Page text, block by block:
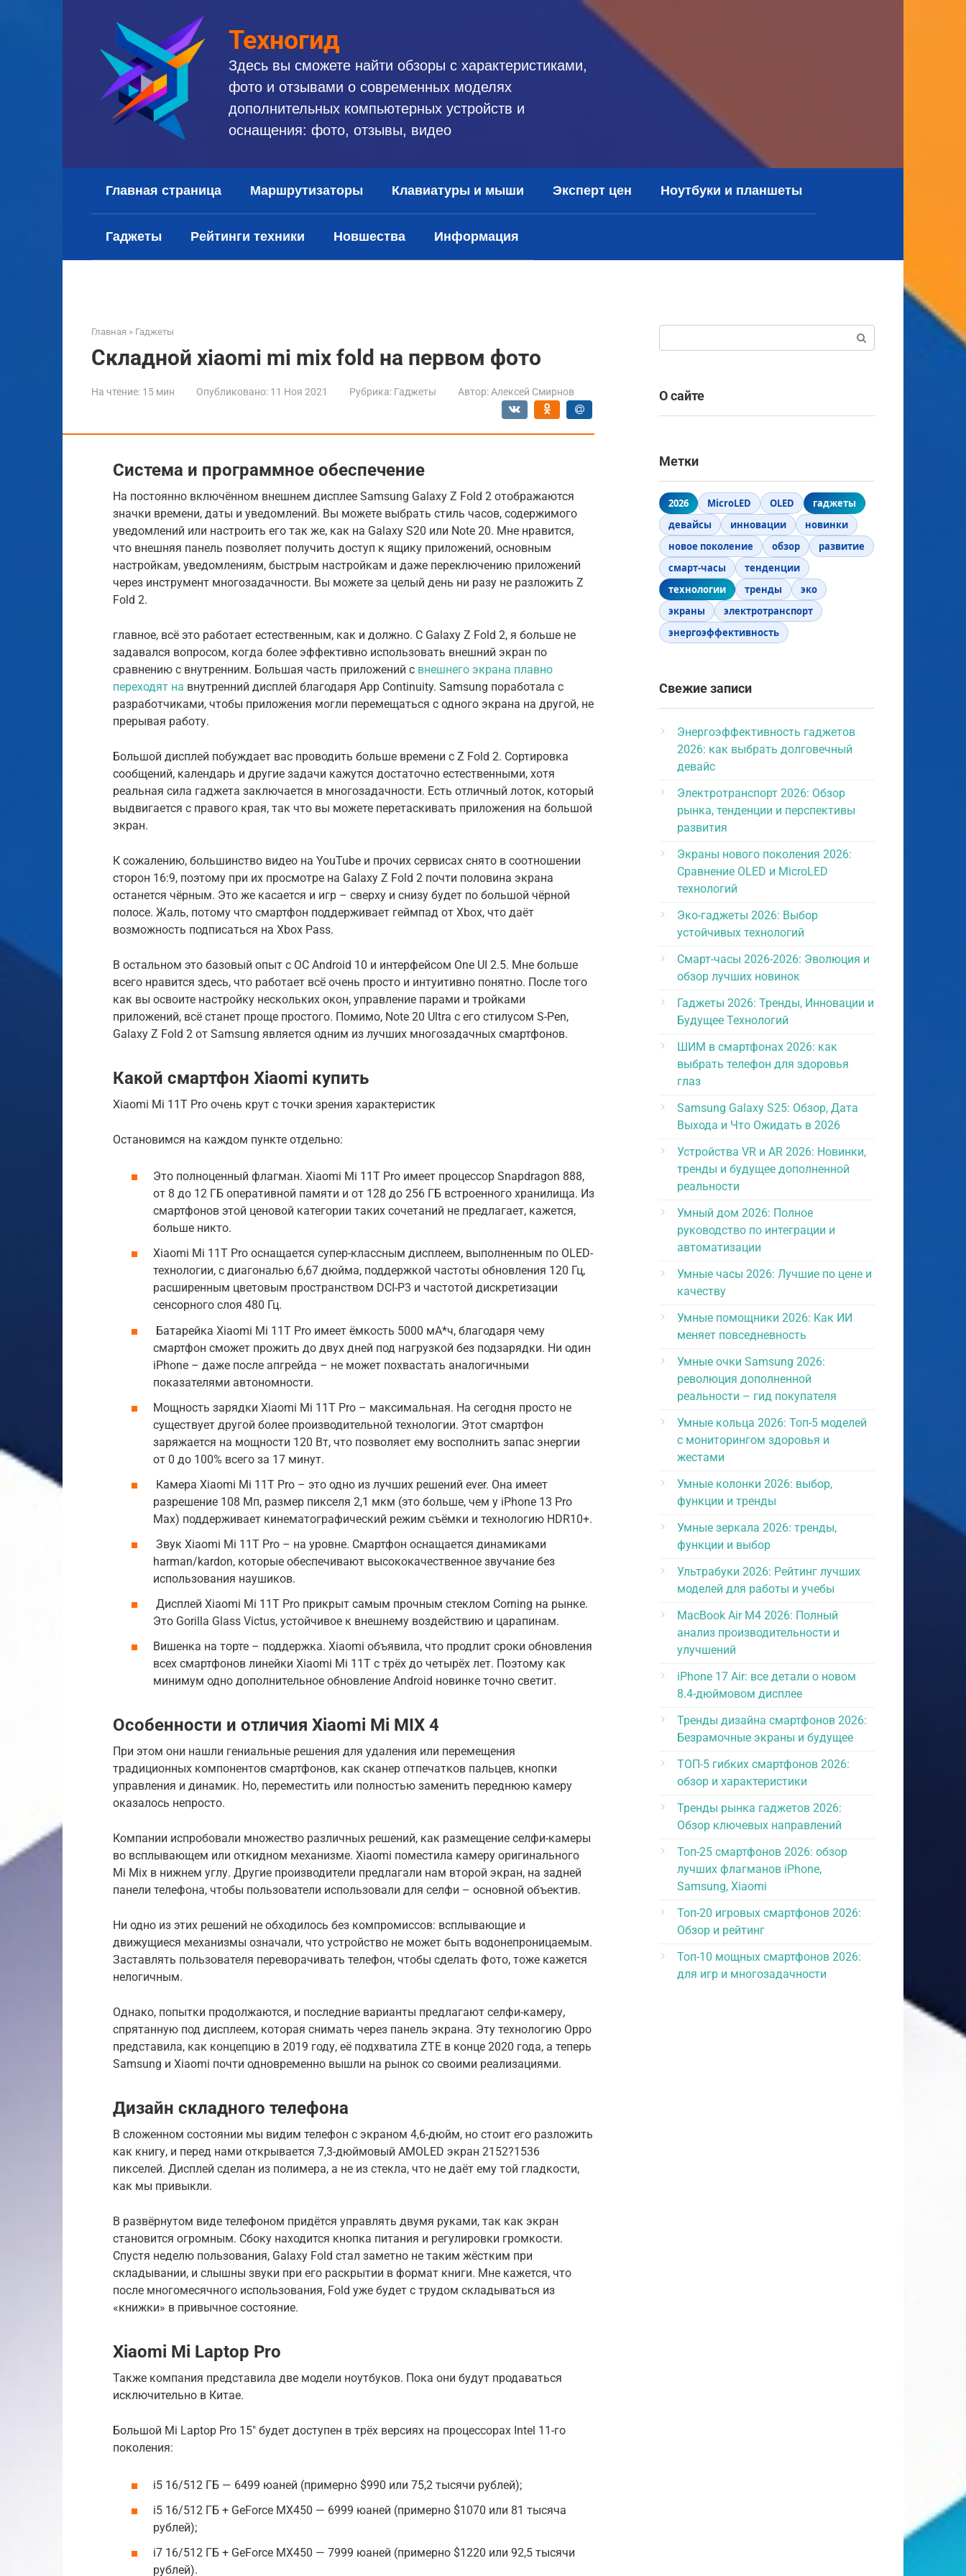
Техногид
Здесь вы сможете найти обзоры с характеристиками,
фото и отзывами о современных моделях
дополнительных компьютерных устройств и
оснащения: фото, отзывы, видео
Главная страница Маршрутизаторы Клавиатуры и мыши Эксперт цен Ноутбуки и планшеты
Гаджеты Рейтинги техники Новшества Информация
Главная » Гаджеты
Складной xiaomi mi mix fold на первом фото
На чтение: 15 мин Опубликовано: 11 Ноя 2021 Рубрика: Гаджеты Автор: Алексей Смирнов
Система и программное обеспечение
На постоянно включённом внешнем дисплее Samsung Galaxy Z Fold 2 отображаются
значки времени, даты и уведомлений. Вы можете выбрать стиль часов, содержимого
уведомлений или настроить его так же, как на Galaxy S20 или Note 20. Мне нравится,
что внешняя панель позволяет получить доступ к ящику приложений, основным
настройкам, уведомлениям, быстрым настройкам и даже переключению приложений
через инструмент многозадачности. Вы можете за целый день ни разу не разложить Z
Fold 2.
главное, всё это работает естественным, как и должно. С Galaxy Z Fold 2, я больше не
задавался вопросом, когда более эффективно использовать внешний экран по
сравнению с внутренним. Большая часть приложений с внешнего экрана плавно
переходят на внутренний дисплей благодаря App Continuity. Samsung поработала с
разработчиками, чтобы приложения могли перемещаться с одного экрана на другой, не
прерывая работу.
Большой дисплей побуждает вас проводить больше времени с Z Fold 2. Сортировка
сообщений, календарь и другие задачи кажутся достаточно естественными, хотя
реальная сила гаджета заключается в многозадачности. Есть отличный лоток, который
выдвигается с правого края, так что вы можете перетаскивать приложения на большой
экран.
К сожалению, большинство видео на YouTube и прочих сервисах снято в соотношении
сторон 16:9, поэтому при их просмотре на Galaxy Z Fold 2 почти половина экрана
останется чёрным. Это же касается и игр – сверху и снизу будет по большой чёрной
полосе. Жаль, потому что смартфон поддерживает геймпад от Xbox, что даёт
возможность подписаться на Xbox Pass.
В остальном это базовый опыт с ОС Android 10 и интерфейсом One UI 2.5. Мне больше
всего нравится здесь, что работает всё очень просто и интуитивно понятно. После того
как вы освоите настройку нескольких окон, управление парами и тройками
приложений, всё станет проще простого. Помимо, Note 20 Ultra с его стилусом S-Pen,
Galaxy Z Fold 2 от Samsung является одним из лучших многозадачных смартфонов.
Какой смартфон Xiaomi купить
Xiaomi Mi 11T Pro очень крут с точки зрения характеристик
Остановимся на каждом пункте отдельно:
Это полноценный флагман. Xiaomi Mi 11T Pro имеет процессор Snapdragon 888,
от 8 до 12 ГБ оперативной памяти и от 128 до 256 ГБ встроенного хранилища. Из
смартфонов этой ценовой категории таких сочетаний не предлагает, кажется,
больше никто.
Xiaomi Mi 11T Pro оснащается супер-классным дисплеем, выполненным по OLED-
технологии, с диагональю 6,67 дюйма, поддержкой частоты обновления 120 Гц,
расширенным цветовым пространством DCI-P3 и частотой дискретизации
сенсорного слоя 480 Гц.
Батарейка Xiaomi Mi 11T Pro имеет ёмкость 5000 мА*ч, благодаря чему
смартфон сможет прожить до двух дней под нагрузкой без подзарядки. Ни один
iPhone – даже после апгрейда – не может похвастать аналогичными
показателями автономности.
Мощность зарядки Xiaomi Mi 11T Pro – максимальная. На сегодня просто не
существует другой более производительной технологии. Этот смартфон
заряжается на мощности 120 Вт, что позволяет ему восполнить запас энергии
от 0 до 100% всего за 17 минут.
Камера Xiaomi Mi 11T Pro – это одно из лучших решений ever. Она имеет
разрешение 108 Мп, размер пикселя 2,1 мкм (это больше, чем у iPhone 13 Pro
Max) поддерживает кинематографический режим съёмки и технологию HDR10+.
Звук Xiaomi Mi 11T Pro – на уровне. Смартфон оснащается динамиками
harman/kardon, которые обеспечивают высококачественное звучание без
использования наушиков.
Дисплей Xiaomi Mi 11T Pro прикрыт самым прочным стеклом Corning на рынке.
Это Gorilla Glass Victus, устойчивое к внешнему воздействию и царапинам.
Вишенка на торте – поддержка. Xiaomi объявила, что продлит сроки обновления
всех смартфонов линейки Xiaomi Mi 11T с трёх до четырёх лет. Поэтому как
минимум одно дополнительное обновление Android новинке точно светит.
Особенности и отличия Xiaomi Mi MIX 4
При этом они нашли гениальные решения для удаления или перемещения
традиционных компонентов смартфонов, как сканер отпечатков пальцев, кнопки
управления и динамик. Но, переместить или полностью заменить переднюю камеру
оказалось непросто.
Компании испробовали множество различных решений, как размещение селфи-камеры
во всплывающем или откидном механизме. Xiaomi поместила камеру оригинального
Mi Mix в нижнем углу. Другие производители предлагали нам второй экран, на задней
панели телефона, чтобы пользователи использовали для селфи – основной объектив.
Ни одно из этих решений не обходилось без компромиссов: всплывающие и
движущиеся механизмы означали, что устройство не может быть водонепроницаемым.
Заставлять пользователя переворачивать телефон, чтобы сделать фото, тоже кажется
нелогичным.
Однако, попытки продолжаются, и последние варианты предлагают селфи-камеру,
спрятанную под дисплеем, которая снимать через панель экрана. Эту технологию Oppo
представила, как концепцию в 2019 году, её подхватила ZTE в конце 2020 года, а теперь
Samsung и Xiaomi почти одновременно вышли на рынок со своими реализациями.
Дизайн складного телефона
В сложенном состоянии мы видим телефон с экраном 4,6-дюйм, но стоит его разложить
как книгу, и перед нами открывается 7,3-дюймовый AMOLED экран 2152?1536
пикселей. Дисплей сделан из полимера, а не из стекла, что не даёт ему той гладкости,
как мы привыкли.
В развёрнутом виде телефоном придётся управлять двумя руками, так как экран
становится огромным. Сбоку находится кнопка питания и регулировки громкости.
Спустя неделю пользования, Galaxy Fold стал заметно не таким жёстким при
складывании, и слышны звуки при его раскрытии в формат книги. Мне кажется, что
после многомесячного использования, Fold уже будет с трудом складываться из
«книжки» в привычное состояние.
Xiaomi Mi Laptop Pro
Также компания представила две модели ноутбуков. Пока они будут продаваться
исключительно в Китае.
Большой Mi Laptop Pro 15″ будет доступен в трёх версиях на процессорах Intel 11-го
поколения:
i5 16/512 ГБ — 6499 юаней (примерно $990 или 75,2 тысячи рублей);
i5 16/512 ГБ + GeForce MX450 — 6999 юаней (примерно $1070 или 81 тысяча
рублей);
i7 16/512 ГБ + GeForce MX450 — 7999 юаней (примерно $1220 или 92,5 тысячи
рублей).
О сайте
Метки
2026 MicroLED OLED
гаджеты
девайсы
инновации
новинки
новое поколение
обзор
развитие
смарт-часы
тенденции
технологии
тренды
эко
экраны
электротранспорт
энергоэффективность
Свежие записи
Энергоэффективность гаджетов
2026: как выбрать долговечный
девайс
Электротранспорт 2026: Обзор
рынка, тенденции и перспективы
развития
Экраны нового поколения 2026:
Сравнение OLED и MicroLED
технологий
Эко-гаджеты 2026: Выбор
устойчивых технологий
Смарт-часы 2026-2026: Эволюция и
обзор лучших новинок
Гаджеты 2026: Тренды, Инновации и
Будущее Технологий
ШИМ в смартфонах 2026: как
выбрать телефон для здоровья
глаз
Samsung Galaxy S25: Обзор, Дата
Выхода и Что Ожидать в 2026
Устройства VR и AR 2026: Новинки,
тренды и будущее дополненной
реальности
Умный дом 2026: Полное
руководство по интеграции и
автоматизации
Умные часы 2026: Лучшие по цене и
качеству
Умные помощники 2026: Как ИИ
меняет повседневность
Умные очки Samsung 2026:
революция дополненной
реальности – гид покупателя
Умные кольца 2026: Топ-5 моделей
с мониторингом здоровья и
жестами
Умные колонки 2026: выбор,
функции и тренды
Умные зеркала 2026: тренды,
функции и выбор
Ультрабуки 2026: Рейтинг лучших
моделей для работы и учебы
MacBook Air M4 2026: Полный
анализ производительности и
улучшений
iPhone 17 Air: все детали о новом
8.4-дюймовом дисплее
Тренды дизайна смартфонов 2026:
Безрамочные экраны и будущее
ТОП-5 гибких смартфонов 2026:
обзор и характеристики
Тренды рынка гаджетов 2026:
Обзор ключевых направлений
Топ-25 смартфонов 2026: обзор
лучших флагманов iPhone,
Samsung, Xiaomi
Топ-20 игровых смартфонов 2026:
Обзор и рейтинг
Топ-10 мощных смартфонов 2026:
для игр и многозадачности